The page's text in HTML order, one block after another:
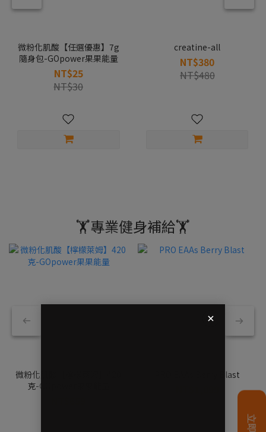
微粉化肌酸【任選優惠】7g
隨身包-GOpower果果能量
NT$25
NT$30
creatine-all
NT$380
NT$480
🏋️專業健身補給🏋️
微粉化肌酸【檸檬萊姆】420
克-GOpower果果能量
PRO EAAs Berry Blast